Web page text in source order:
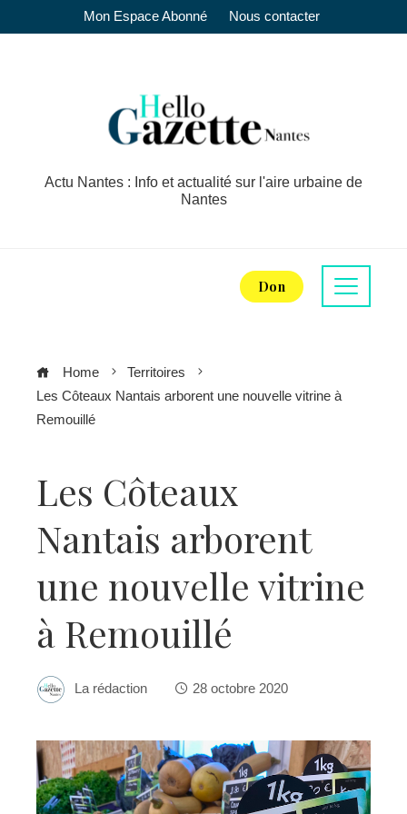
Mon Espace Abonné Nous contacter
Actu Nantes : Info et actualité sur l'aire urbaine de
Nantes
Don
Home
Territoires
Les Côteaux Nantais arborent une nouvelle vitrine à
Remouillé
Les Côteaux
Nantais arborent
une nouvelle vitrine
à Remouillé
La rédaction 28 octobre 2020